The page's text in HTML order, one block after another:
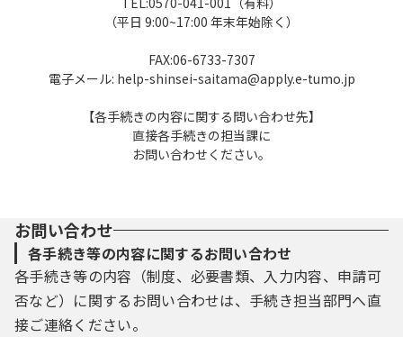
パスワード、氏名、住所、その他の必要な事
項を本システム上で登録してください。
（２）住所、氏名、メールアドレス等に変更
があった場合は変更手続を行ってください。
（３）本システムは、利用者が登録したメー
（４）利用者登録にて登録された情報は、構
成団体にて管理されます。
（５）利用者は、登録した利用者情報を使用
しなくなった場合に削除をすることができま
す。
（平日 9:00~17:00 年末年始除く）
FAX:06-6733-7307
電子メール: help-shinsei-saitama@apply.e-tumo.jp
【各手続きの内容に関する問い合わせ先】
直接各手続きの担当課に
お問い合わせください。
お問い合わせ
各手続き等の内容に関するお問い合わせ
各手続き等の内容（制度、必要書類、入力内容、申請可
否など）に関するお問い合わせは、手続き担当部門へ直
接ご連絡ください。